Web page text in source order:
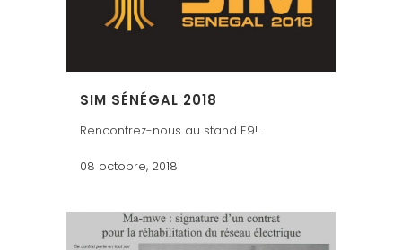
SIM SÉNÉGAL 2018
Rencontrez-nous au stand E9!...
08 octobre, 2018